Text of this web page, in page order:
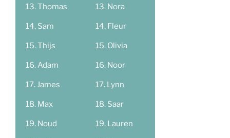
Thomas
Sam
Thijs
Adam
James
Max
Noud
Nora
Fleur
Olivia
Noor
Lynn
Saar
Lauren